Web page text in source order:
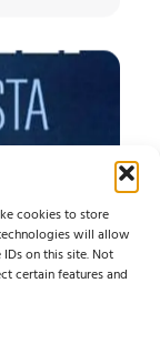
cookies to store
will allow
on this site. Not
certain features and